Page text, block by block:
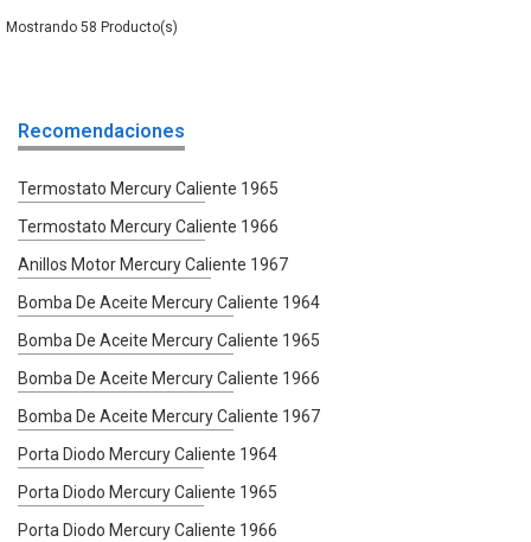
58
Recomendaciones
Termostato Mercury Caliente 1965
Termostato Mercury Caliente 1966
Anillos Motor Mercury Caliente 1967
Bomba De Aceite Mercury Caliente 1964
Bomba De Aceite Mercury Caliente 1965
Bomba De Aceite Mercury Caliente 1966
Bomba De Aceite Mercury Caliente 1967
Porta Diodo Mercury Caliente 1964
Porta Diodo Mercury Caliente 1965
Porta Diodo Mercury Caliente 1966